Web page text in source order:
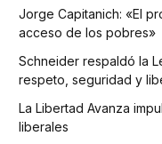
Jorge Capitanich: «El
acceso de los pobres»
Schneider respaldó la
respeto, seguridad y
La Libertad Avanza
liberales